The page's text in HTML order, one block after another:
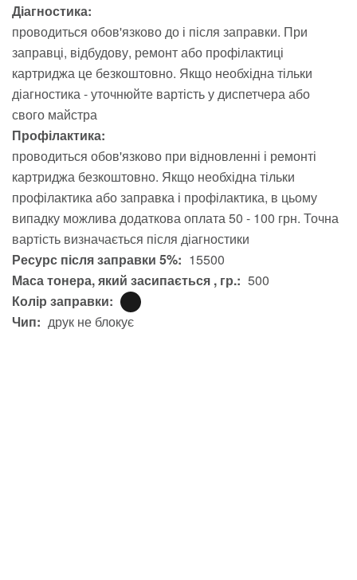
Діагностика:
проводиться обов'язково до і після заправки. При
заправці, відбудову, ремонт або профілактиці
картриджа це безкоштовно. Якщо необхідна тільки
діагностика - уточнюйте вартість у диспетчера або
свого майстра
Профілактика:
проводиться обов'язково при відновленні і ремонті
картриджа безкоштовно. Якщо необхідна тільки
профілактика або заправка і профілактика, в цьому
випадку можлива додаткова оплата 50 - 100 грн. Точна
вартість визначається після діагностики
Ресурс після заправки 5%: 15500
Маса тонера, який засипається , гр.: 500
Колір заправки:
Чип: друк не блокує